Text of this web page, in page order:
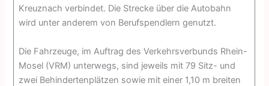
Kreuznach verbindet. Die Strecke über die Autobahn
wird unter anderem von Berufspendlern genutzt.
Die Fahrzeuge, im Auftrag des Verkehrsverbunds Rhein-
Mosel (VRM) unterwegs, sind jeweils mit 79 Sitz- und
zwei Behindertenplätzen sowie mit einer 1,10 m breiten